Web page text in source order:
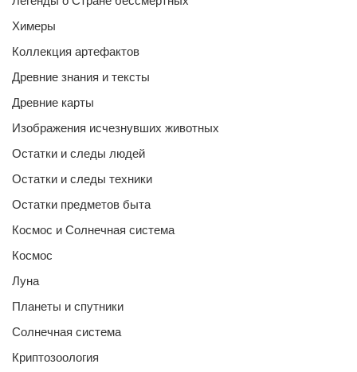
Химеры
Коллекция артефактов
Древние знания и тексты
Древние карты
Изображения исчезнувших животных
Остатки и следы людей
Остатки и следы техники
Остатки предметов быта
Космос и Солнечная система
Космос
Луна
Планеты и спутники
Солнечная система
Криптозоология